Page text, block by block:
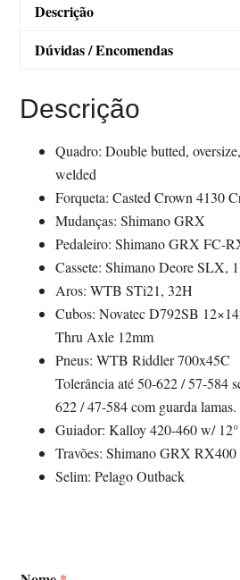
Descrição
Dúvidas / Encomendas
Descrição
Quadro: Double butted,
welded
Forqueta: Casted Crown 4130
Mudanças: Shimano GRX
Pedaleiro: Shimano GRX FC-
Cassete: Shimano Deore SLX,
Aros: WTB STi21, 32H
Cubos: Novatec D792SB
Thru Axle 12mm
Pneus: WTB Riddler 700x45C
Tolerância até 50-622 / 57-584
622 / 47-584 com guarda lamas.
Guiador: Kalloy 420-460 w/
Travões: Shimano GRX RX400
Selim: Pelago Outback